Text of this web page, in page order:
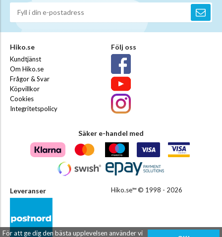
Hiko.se
Kundtjänst
Om Hiko.se
Frågor & Svar
Köpvillkor
Cookies
Integritetspolicy
Följ oss
Säker e-handel med
Leveranser Hiko.se™ © 1998 - 2026
För att ge dig den bästa upplevelsen använder vi